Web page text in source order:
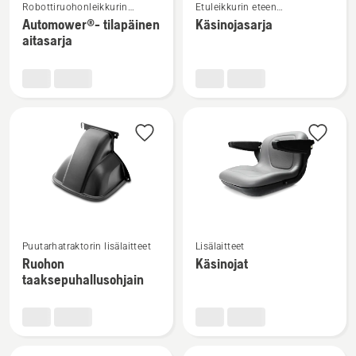
lisätietoja
tuotteesta
Automower®-
Robottiruohonleikkurin
lisälaitteet
Automower®- tilapäinen
aitasarja
lisätietoja
tuotteesta
Etuleikkurin eteen
kiinnitettävät lisälaitteet
Käsinojasarja
lisätietoja
tuotteesta
Ruohon
Puutarhatraktorin lisälaitteet
Ruohon
taaksepuhallusohjain
lisätietoja
tuotteesta
Lisälaitteet
Käsinojat